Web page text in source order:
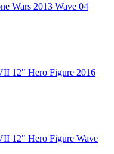
Wars 2013 Wave 04
12" Hero Figure 2016
12" Hero Figure Wave